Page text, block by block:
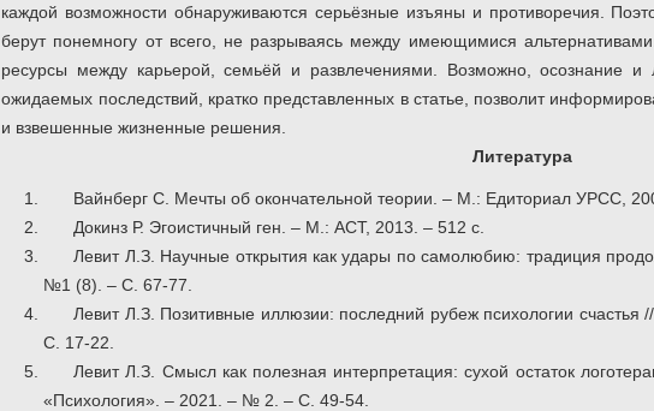
каждой возможности обнаруживаются серьёзные изъяны и противоречия.
берут понемногу от всего, не разрываясь между имеющимися
ресурсы между карьерой, семьёй и развлечениями. Возможно, осознание
ожидаемых последствий, кратко представленных в статье, позволит
и взвешенные жизненные решения.
Литература
Вайнберг С. Мечты об окончательной теории. – М.: Едиториал УРСС,
Докинз Р. Эгоистичный ген. – М.: АСТ, 2013. – 512 с.
Левит Л.З. Научные открытия как удары по самолюбию: традиция
№1 (8). – С. 67-77.
Левит Л.З. Позитивные иллюзии: последний рубеж психологии
С. 17-22.
Левит Л.З. Смысл как полезная интерпретация: сухой остаток
«Психология». – 2021. – № 2. – С. 49-54.